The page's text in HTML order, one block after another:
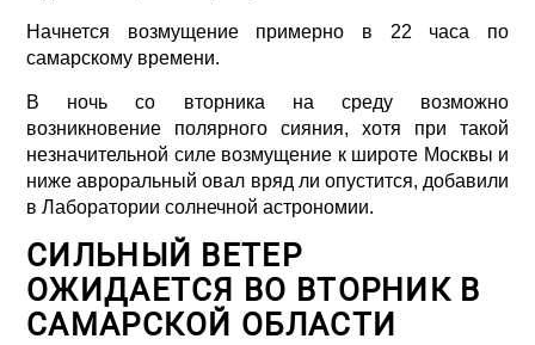
Начнется возмущение примерно в 22 часа по
самарскому времени.
В ночь со вторника на среду возможно
возникновение полярного сияния, хотя при такой
незначительной силе возмущение к широте Москвы и
ниже авроральный овал вряд ли опустится, добавили
в Лаборатории солнечной астрономии.
СИЛЬНЫЙ ВЕТЕР
ОЖИДАЕТСЯ ВО ВТОРНИК В
САМАРСКОЙ ОБЛАСТИ